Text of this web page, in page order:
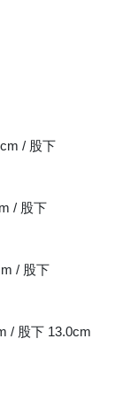
/ 股下
/ 股下
/ 股下
/ 股下 13.0cm